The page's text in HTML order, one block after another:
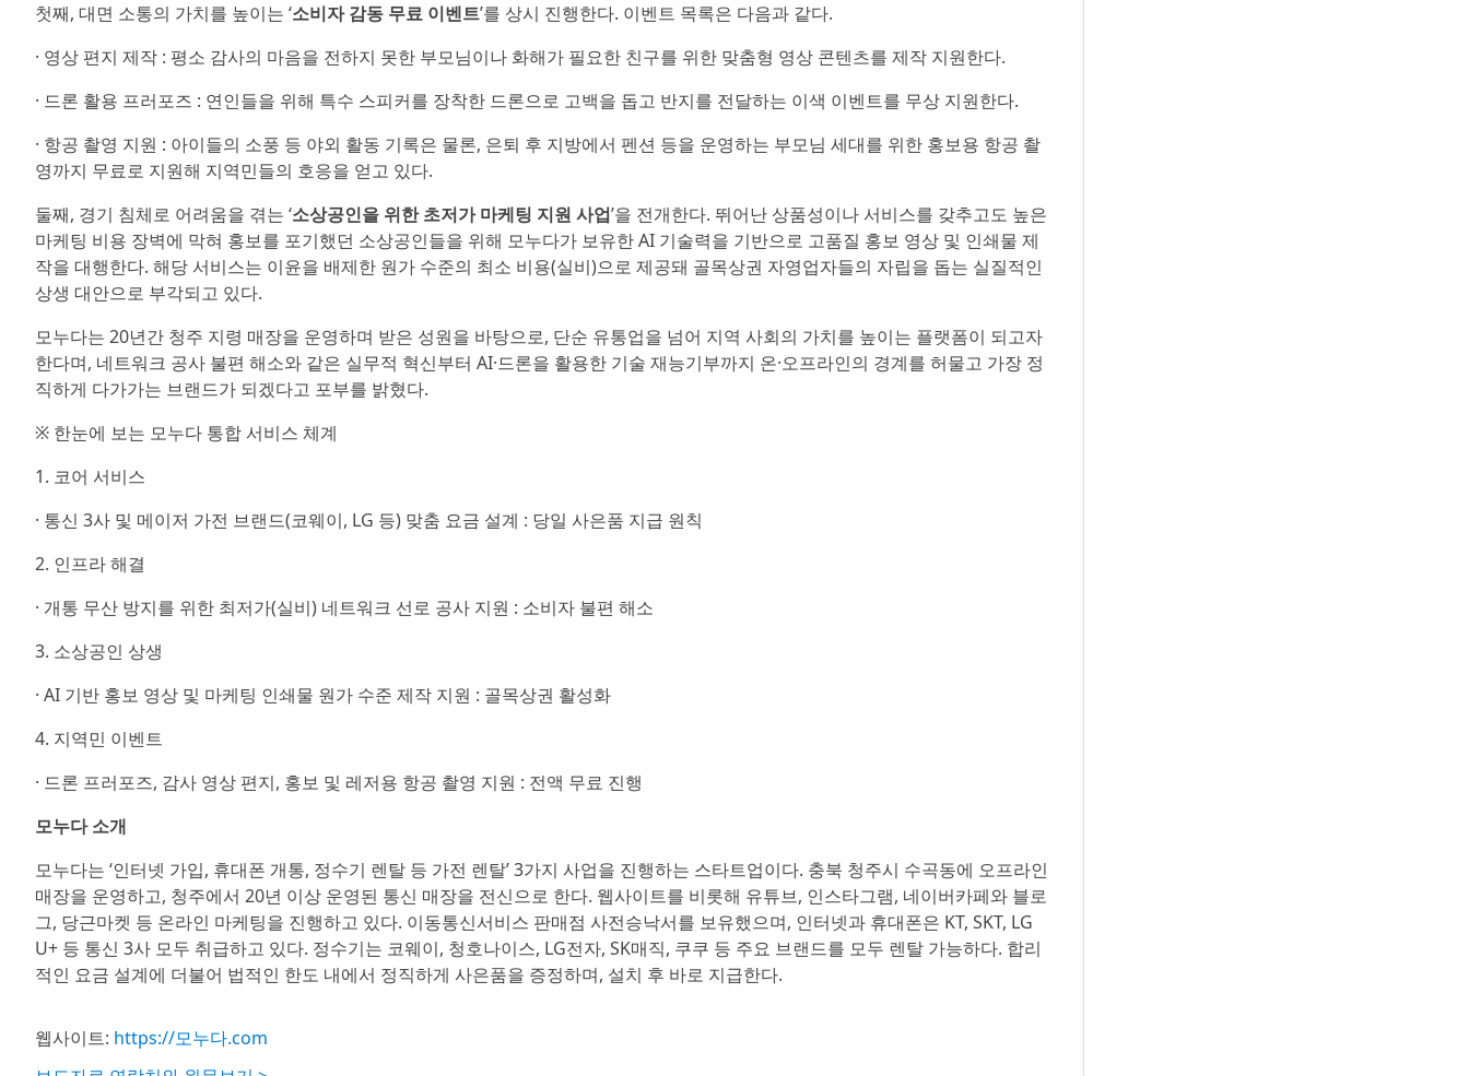
첫째, 대면 소통의 가치를 높이는 ‘소비자 감동 무료 이벤트’를 상시 진행한다. 이벤트 목록은 다음과 같다.
· 영상 편지 제작 : 평소 감사의 마음을 전하지 못한 부모님이나 화해가 필요한 친구를 위한 맞춤형 영상 콘텐츠를 제작 지원한다.
· 드론 활용 프러포즈 : 연인들을 위해 특수 스피커를 장착한 드론으로 고백을 돕고 반지를 전달하는 이색 이벤트를 무상 지원한다.
· 항공 촬영 지원 : 아이들의 소풍 등 야외 활동 기록은 물론, 은퇴 후 지방에서 펜션 등을 운영하는 부모님 세대를 위한 홍보용 항공 촬
영까지 무료로 지원해 지역민들의 호응을 얻고 있다.
둘째, 경기 침체로 어려움을 겪는 ‘소상공인을 위한 초저가 마케팅 지원 사업’을 전개한다. 뛰어난 상품성이나 서비스를 갖추고도 높은
마케팅 비용 장벽에 막혀 홍보를 포기했던 소상공인들을 위해 모누다가 보유한 AI 기술력을 기반으로 고품질 홍보 영상 및 인쇄물 제
작을 대행한다. 해당 서비스는 이윤을 배제한 원가 수준의 최소 비용(실비)으로 제공돼 골목상권 자영업자들의 자립을 돕는 실질적인
상생 대안으로 부각되고 있다.
모누다는 20년간 청주 지령 매장을 운영하며 받은 성원을 바탕으로, 단순 유통업을 넘어 지역 사회의 가치를 높이는 플랫폼이 되고자
한다며, 네트워크 공사 불편 해소와 같은 실무적 혁신부터 AI·드론을 활용한 기술 재능기부까지 온·오프라인의 경계를 허물고 가장 정
직하게 다가가는 브랜드가 되겠다고 포부를 밝혔다.
※ 한눈에 보는 모누다 통합 서비스 체계
1. 코어 서비스
· 통신 3사 및 메이저 가전 브랜드(코웨이, LG 등) 맞춤 요금 설계 : 당일 사은품 지급 원칙
2. 인프라 해결
· 개통 무산 방지를 위한 최저가(실비) 네트워크 선로 공사 지원 : 소비자 불편 해소
3. 소상공인 상생
· AI 기반 홍보 영상 및 마케팅 인쇄물 원가 수준 제작 지원 : 골목상권 활성화
4. 지역민 이벤트
· 드론 프러포즈, 감사 영상 편지, 홍보 및 레저용 항공 촬영 지원 : 전액 무료 진행
모누다 소개
모누다는 ‘인터넷 가입, 휴대폰 개통, 정수기 렌탈 등 가전 렌탈’ 3가지 사업을 진행하는 스타트업이다. 충북 청주시 수곡동에 오프라인
매장을 운영하고, 청주에서 20년 이상 운영된 통신 매장을 전신으로 한다. 웹사이트를 비롯해 유튜브, 인스타그램, 네이버카페와 블로
그, 당근마켓 등 온라인 마케팅을 진행하고 있다. 이동통신서비스 판매점 사전승낙서를 보유했으며, 인터넷과 휴대폰은 KT, SKT, LG
U+ 등 통신 3사 모두 취급하고 있다. 정수기는 코웨이, 청호나이스, LG전자, SK매직, 쿠쿠 등 주요 브랜드를 모두 렌탈 가능하다. 합리
적인 요금 설계에 더불어 법적인 한도 내에서 정직하게 사은품을 증정하며, 설치 후 바로 지급한다.
웹사이트: https://모누다.com